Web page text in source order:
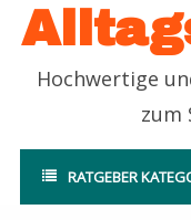
Hochwertige
zum
RATGEBER